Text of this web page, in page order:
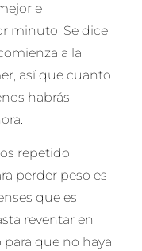
e
minuto. Se dice
a la
así que cuanto
habrás
repetido
perder peso es
que es
reventar en
que no haya